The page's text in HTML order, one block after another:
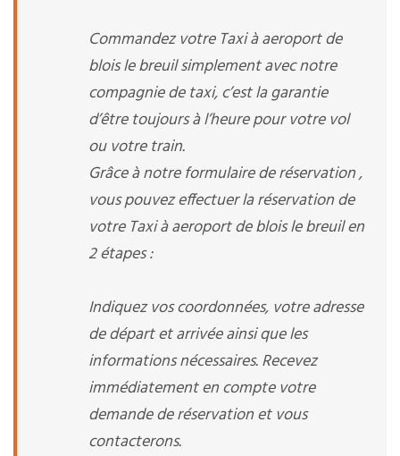
Commandez votre Taxi à aeroport de
blois le breuil simplement avec notre
compagnie de taxi, c’est la garantie
d’être toujours à l’heure pour votre vol
ou votre train.
Grâce à notre formulaire de réservation ,
vous pouvez effectuer la réservation de
votre Taxi à aeroport de blois le breuil en
2 étapes :
Indiquez vos coordonnées, votre adresse
de départ et arrivée ainsi que les
informations nécessaires. Recevez
immédiatement en compte votre
demande de réservation et vous
contacterons.